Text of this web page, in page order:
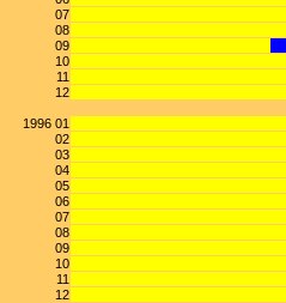
07
08
09
10
11
12
1996 01
02
03
04
05
06
07
08
09
10
11
12